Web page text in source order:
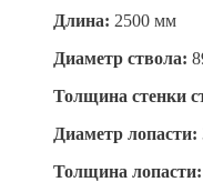
Длина: 2500 мм
Диаметр ствола:
Толщина стенки
Диаметр лопасти:
Толщина лопасти: